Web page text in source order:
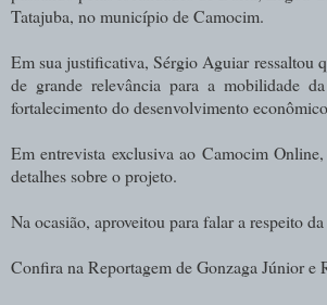
Tatajuba, no município de Camocim.
Em sua justificativa, Sérgio Aguiar ressaltou
de grande relevância para a mobilidade
fortalecimento do desenvolvimento
Em entrevista exclusiva ao Camocim
detalhes sobre o projeto.
Na ocasião, aproveitou para falar a respeito
Confira na Reportagem de Gonzaga Júnior e